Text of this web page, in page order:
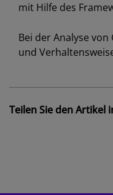
mit Hilfe des
Bei der Analyse
und
Teilen Sie den Artikel